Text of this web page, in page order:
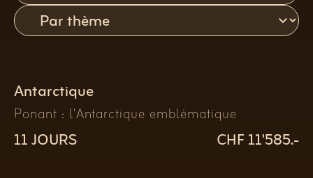
Antarctique
Ponant : l'Antarctique emblématique
11 JOURS
CHF 11'585.-